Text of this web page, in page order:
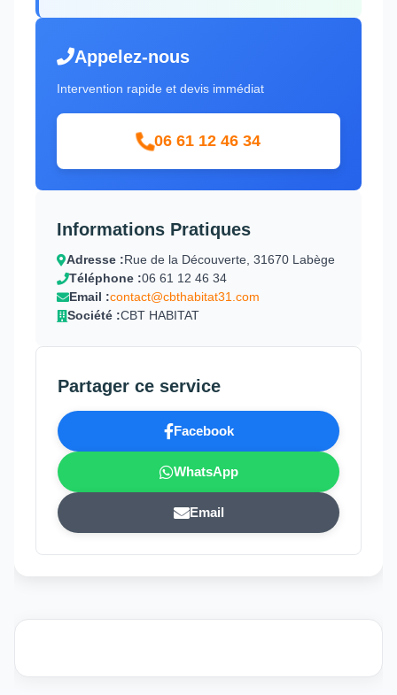
Appelez-nous
Intervention rapide et devis immédiat
06 61 12 46 34
Informations Pratiques
Adresse :Rue de la Découverte, 31670 Labège
Téléphone :06 61 12 46 34
Email :contact@cbthabitat31.com
Société :CBT HABITAT
Partager ce service
Facebook
WhatsApp
Email